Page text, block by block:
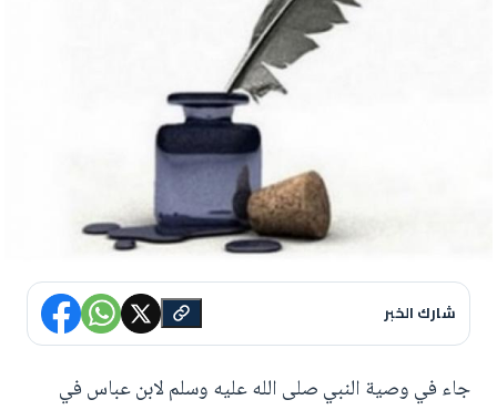
شارك الخبر
جاء في وصية النبي صلى الله عليه وسلم لابن عباس في